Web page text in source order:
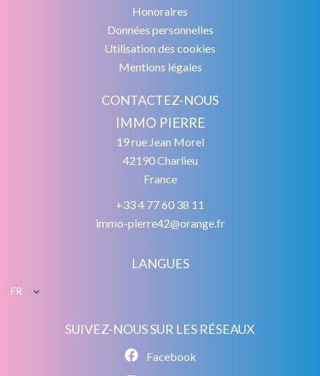
Honoraires
Données personnelles
Utilisation des cookies
Mentions légales
CONTACTEZ-NOUS
IMMO PIERRE
19 rue Jean Morel
42190Charlieu
France
+33 4 77 60 38 11
immo-pierre42@orange.fr
LANGUES
FR
SUIVEZ-NOUS SUR LES RÉSEAUX
Facebook